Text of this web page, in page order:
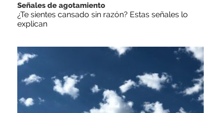
Señales de agotamiento
¿Te sientes cansado sin razón? Estas señales lo
explican